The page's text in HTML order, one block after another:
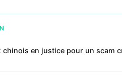
chinois en justice pour un scam